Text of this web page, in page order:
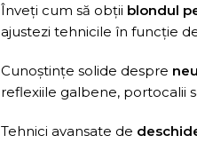
Înveți cum să obții blondul
ajustezi tehnicile în funcție
Cunoștințe solide despre
reflexiile galbene, portocalii
Tehnici avansate de